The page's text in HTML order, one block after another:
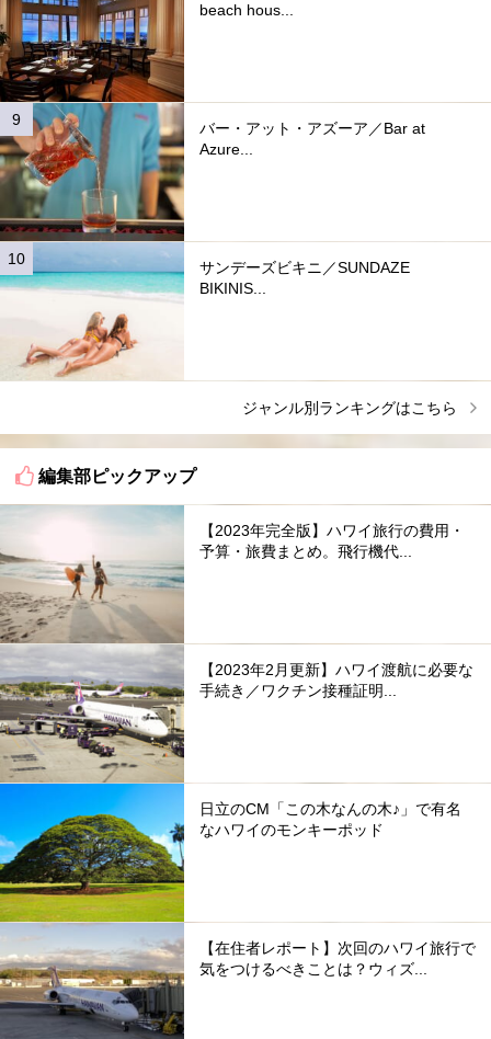
beach hous...
バー・アット・アズーア／Bar at
Azure...
サンデーズビキニ／SUNDAZE
BIKINIS...
ジャンル別ランキングはこちら
編集部ピックアップ
【2023年完全版】ハワイ旅行の費用・
予算・旅費まとめ。飛行機代...
【2023年2月更新】ハワイ渡航に必要な
手続き／ワクチン接種証明...
日立のCM「この木なんの木♪」で有名
なハワイのモンキーポッド
【在住者レポート】次回のハワイ旅行で
気をつけるべきことは？ウィズ...